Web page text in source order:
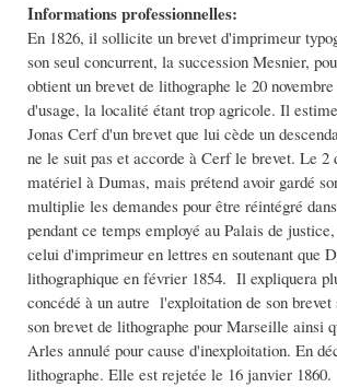
Informations professionnelles:
En 1826, il sollicite un brevet d'imprimeur
son seul concurrent, la succession Mesnier,
obtient un brevet de lithographe le 20
d'usage, la localité étant trop agricole. Il
Jonas Cerf d'un brevet que lui cède un
ne le suit pas et accorde à Cerf le brevet. Le
matériel à Dumas, mais prétend avoir gardé
multiplie les demandes pour être réintégré
pendant ce temps employé au Palais de
celui d'imprimeur en lettres en soutenant que
lithographique en février 1854. Il expliquera
concédé à un autre l'exploitation de son
son brevet de lithographe pour Marseille ainsi
Arles annulé pour cause d'inexploitation. En
lithographe. Elle est rejetée le 16 janvier 1860.